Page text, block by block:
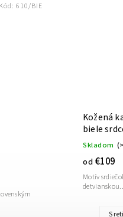
Kód: 610/BIE
Kožená
biele
Skladom
od €109
Motív
S